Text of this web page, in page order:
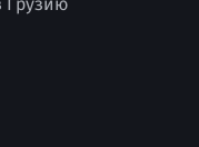
Грузию